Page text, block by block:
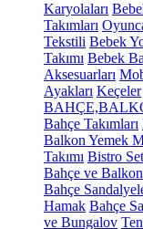
Karyolaları
Takımları
Tekstili Bebek
Takımı Bebek
Aksesuarları
Ayakları Keçeler
Bahçe Takımları
Balkon Yemek
Takımı Bistro
Bahçe ve Balkon
Bahçe
Hamak Bahçe
ve Bungalov